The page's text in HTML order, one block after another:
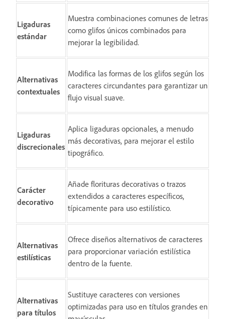
Ligaduras
estándar
Muestra combinaciones comunes de letras
como glifos únicos combinados para
mejorar la legibilidad.
Alternativas
contextuales
Modifica las formas de los glifos según los
caracteres circundantes para garantizar un
flujo visual suave.
Ligaduras
discrecionales
Aplica ligaduras opcionales, a menudo
más decorativas, para mejorar el estilo
tipográfico.
Carácter
decorativo
Añade florituras decorativas o trazos
extendidos a caracteres específicos,
típicamente para uso estilístico.
Alternativas
estilísticas
Ofrece diseños alternativos de caracteres
para proporcionar variación estilística
dentro de la fuente.
Alternativas
para títulos
Sustituye caracteres con versiones
optimizadas para uso en títulos grandes en